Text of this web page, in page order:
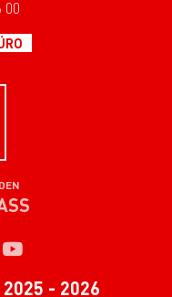
00
2025 - 2026